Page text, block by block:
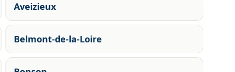
Aveizieux
Belmont-de-la-Loire